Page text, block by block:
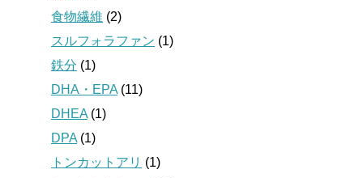
食物繊維 (2)
スルフォラファン (1)
鉄分 (1)
DHA・EPA (11)
DHEA (1)
DPA (1)
トンカットアリ (1)